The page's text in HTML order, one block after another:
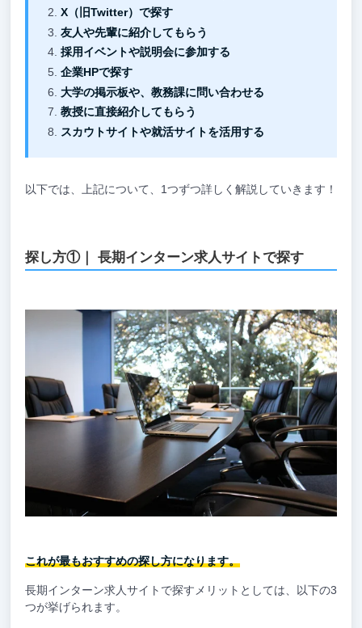
X（旧Twitter）で探す
友人や先輩に紹介してもらう
採用イベントや説明会に参加する
企業HPで探す
大学の掲示板や、教務課に問い合わせる
教授に直接紹介してもらう
スカウトサイトや就活サイトを活用する
以下では、上記について、1つずつ詳しく解説していきます！
探し方①｜ 長期インターン求人サイトで探す
これが最もおすすめの探し方になります。
長期インターン求人サイトで探すメリットとしては、以下の3
つが挙げられます。